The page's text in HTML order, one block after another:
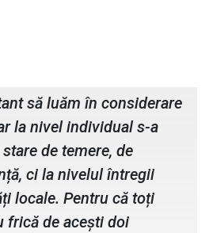
să luăm în considerare
la nivel individual s-a
de temere, de
ci la nivelul întregii
locale. Pentru că toți
frică de acești doi